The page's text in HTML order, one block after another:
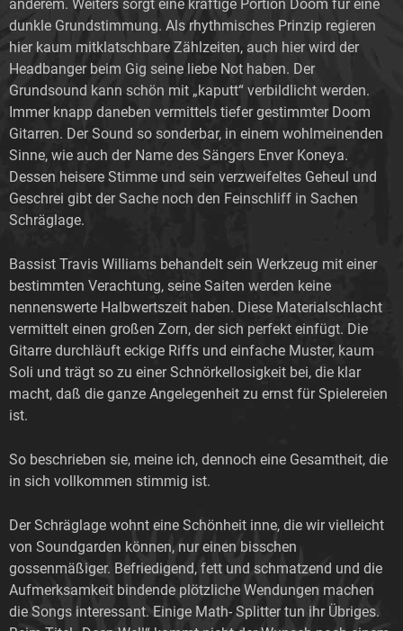
anderem. Weiters sorgt eine kräftige Portion Doom für eine
dunkle Grundstimmung. Als rhythmisches Prinzip regieren
hier kaum mitklatschbare Zählzeiten, auch hier wird der
Headbanger beim Gig seine liebe Not haben. Der
Grundsound kann schön mit „kaputt“ verbildlicht werden.
Immer knapp daneben vermittels tiefer gestimmter Doom
Gitarren. Der Sound so sonderbar, in einem wohlmeinenden
Sinne, wie auch der Name des Sängers Enver Koneya.
Dessen heisere Stimme und sein verzweifeltes Geheul und
Geschrei gibt der Sache noch den Feinschliff in Sachen
Schräglage.
Bassist Travis Williams behandelt sein Werkzeug mit einer
bestimmten Verachtung, seine Saiten werden keine
nennenswerte Halbwertszeit haben. Diese Materialschlacht
vermittelt einen großen Zorn, der sich perfekt einfügt. Die
Gitarre durchläuft eckige Riffs und einfache Muster, kaum
Soli und trägt so zu einer Schnörkellosigkeit bei, die klar
macht, daß die ganze Angelegenheit zu ernst für Spielereien
ist.
So beschrieben sie, meine ich, dennoch eine Gesamtheit, die
in sich vollkommen stimmig ist.
Der Schräglage wohnt eine Schönheit inne, die wir vielleicht
von Soundgarden können, nur einen bisschen
gossenmäßiger. Befriedigend, fett und schmatzend und die
Aufmerksamkeit bindende plötzliche Wendungen machen
die Songs interessant. Einige Math- Splitter tun ihr Übriges.